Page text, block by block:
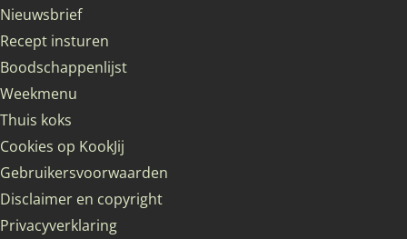
Nieuwsbrief
Recept insturen
Boodschappenlijst
Weekmenu
Thuis koks
Cookies op KookJij
Gebruikersvoorwaarden
Disclaimer en copyright
Privacyverklaring